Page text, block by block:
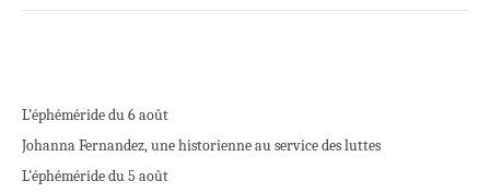
L’éphéméride du 6 août
Johanna Fernandez, une historienne au service des luttes
L’éphéméride du 5 août